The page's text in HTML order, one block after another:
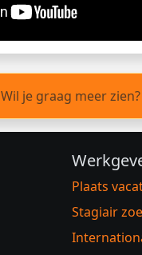
Wil je graag meer zien?
Plaats
Stagiair